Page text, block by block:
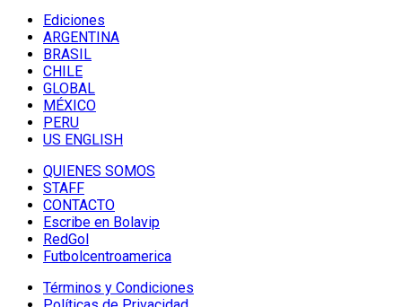
Ediciones
ARGENTINA
BRASIL
CHILE
GLOBAL
MÉXICO
PERU
US ENGLISH
QUIENES SOMOS
STAFF
CONTACTO
Escribe en Bolavip
RedGol
Futbolcentroamerica
Términos y Condiciones